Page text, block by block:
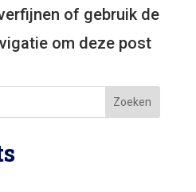
of gebruik de
om deze post
Zoeken